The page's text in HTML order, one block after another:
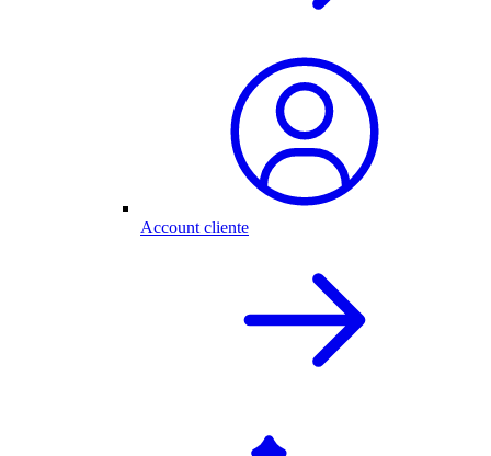
Account cliente